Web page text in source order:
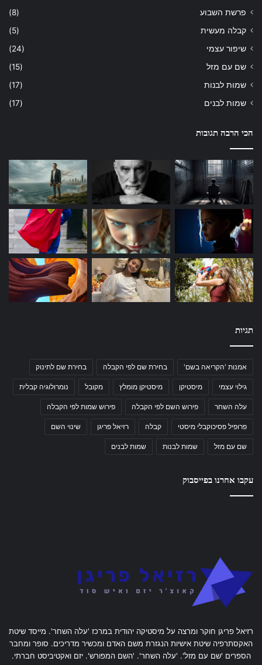
פרשת השבוע
(8)
קבלה מעשית
(5)
שיפור עצמי
(24)
שם עם מזל
(15)
שמות לבנות
(17)
שמות לבנים
(17)
הכי הרבה תגובות
תגיות
אמנות 'הקריאה בשם' בחירת שם לפי הקבלה בחירת שם לתינוק
גילוי עצמי מיסטיקן מיסטיקן מומלץ מקובל נומרולוגיה קבלית
עלה השחר פירוש השם לפי הקבלה פירוש שמות לפי הקבלה
פרופיל פסיכוקבלי מיסטי קבלה רזיאל פריגן שינוי השם
שם עם מזל שמות לבנות שמות לבנים
עקבו אחרנו בפייסבוק
רזיאל פריגן חוקר ומרצה על מיסטיקה יהודית במרכז 'עלה השחר'. מייסד שיטת
האקסתרפיה שיטת אישיות הנגזרת משם האדם ומכשיר מדריכים. סופר ומחבר
הספרים 'שם עם מזל'. 'עלה השחר'. 'השם המפורש'. יזם ואקטיביסט חברתי.